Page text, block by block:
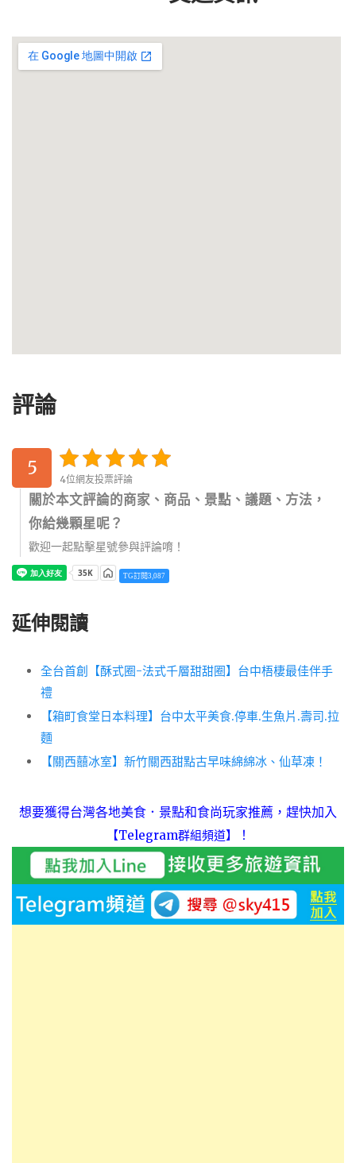
評論
5
4位網友投票評論
關於本文評論的商家、商品、景點、議題、方法，
你給幾顆星呢？
歡迎一起點擊星號參與評論唷！
TG訂閱3,087
延伸閱讀
全台首創【酥式圈-法式千層甜甜圈】台中梧棲最佳伴手
禮
【箱町食堂日本料理】台中太平美食.停車.生魚片.壽司.拉
麵
【關西囍冰室】新竹關西甜點古早味綿綿冰、仙草凍！
想要獲得台灣各地美食．景點和食尚玩家推薦，趕快加入
【Telegram群組頻道】 ！